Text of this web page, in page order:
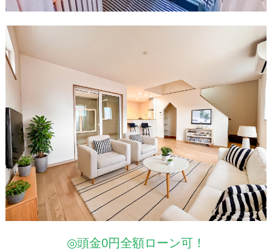
◎頭金0円全額ローン可！